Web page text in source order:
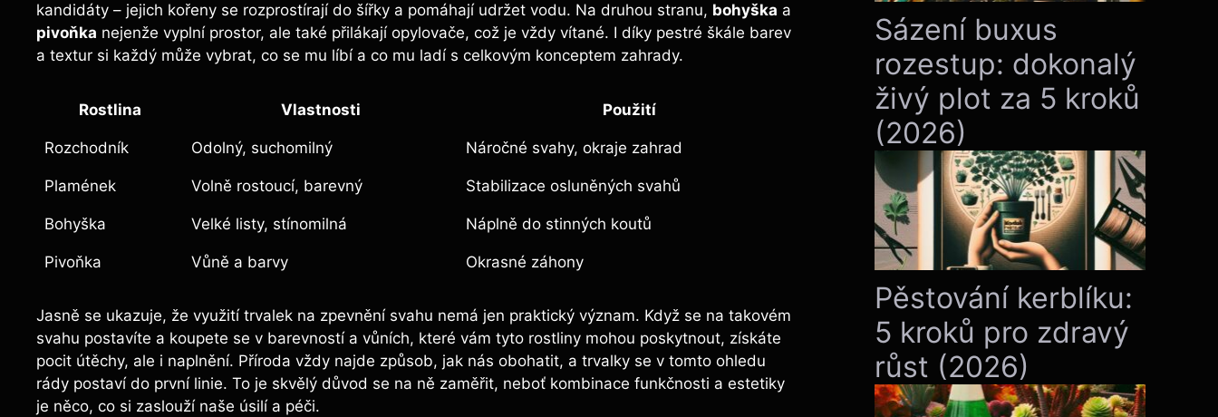
kandidáty – jejich kořeny se rozprostírají do šířky a pomáhají udržet vodu. Na druhou stranu, bohyška a
pivoňka nejenže vyplní prostor, ale také přilákají opylovače, což je vždy vítané. I díky pestré škále barev
a textur si každý může vybrat, co se mu líbí a co mu ladí s celkovým konceptem zahrady.
Rostlina Vlastnosti Použití
Rozchodník Odolný, suchomilný Náročné svahy, okraje zahrad
Plamének Volně rostoucí, barevný Stabilizace osluněných svahů
Bohyška Velké listy, stínomilná Náplně do stinných koutů
Pivoňka Vůně a barvy Okrasné záhony
Jasně se ukazuje, že využití trvalek na zpevnění svahu nemá jen praktický význam. Když se na takovém
svahu postavíte a koupete se v barevností a vůních, které vám tyto rostliny mohou poskytnout, získáte
pocit útěchy, ale i naplnění. Příroda vždy najde způsob, jak nás obohatit, a trvalky se v tomto ohledu
rády postaví do první linie. To je skvělý důvod se na ně zaměřit, neboť kombinace funkčnosti a estetiky
je něco, co si zaslouží naše úsilí a péči.
Sázení buxus
rozestup: dokonalý
živý plot za 5 kroků
(2026)
Pěstování kerblíku:
5 kroků pro zdravý
růst (2026)